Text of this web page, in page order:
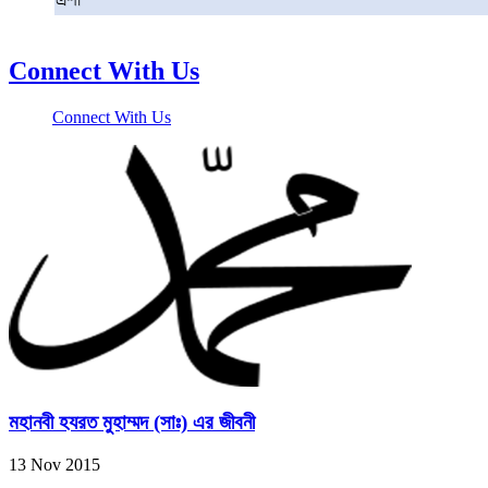
Connect With Us
Connect With Us
মহানবী হযরত মুহাম্মদ (সাঃ) এর জীবনী
13 Nov 2015